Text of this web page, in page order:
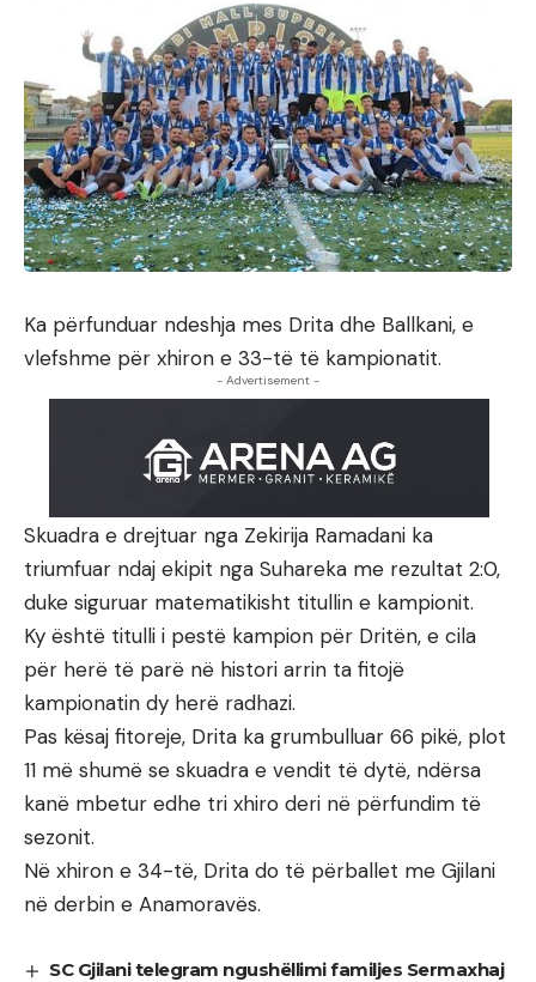
Ka përfunduar ndeshja mes Drita dhe Ballkani, e
vlefshme për xhiron e 33-të të kampionatit.
- Advertisement -
Skuadra e drejtuar nga Zekirija Ramadani ka
triumfuar ndaj ekipit nga Suhareka me rezultat 2:0,
duke siguruar matematikisht titullin e kampionit.
Ky është titulli i pestë kampion për Dritën, e cila
për herë të parë në histori arrin ta fitojë
kampionatin dy herë radhazi.
Pas kësaj fitoreje, Drita ka grumbulluar 66 pikë, plot
11 më shumë se skuadra e vendit të dytë, ndërsa
kanë mbetur edhe tri xhiro deri në përfundim të
sezonit.
Në xhiron e 34-të, Drita do të përballet me Gjilani
në derbin e Anamoravës.
SC Gjilani telegram ngushëllimi familjes Sermaxhaj